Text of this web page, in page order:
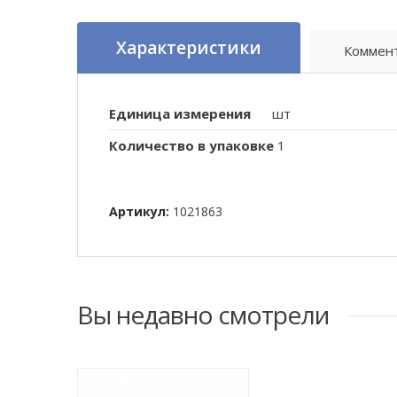
Характеристики
Единица измерения
шт
Количество в упаковке 1
Артикул: 1021863
Вы недавно смотрели